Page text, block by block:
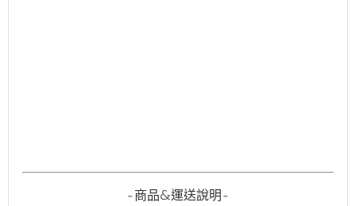
-商品&運送說明-